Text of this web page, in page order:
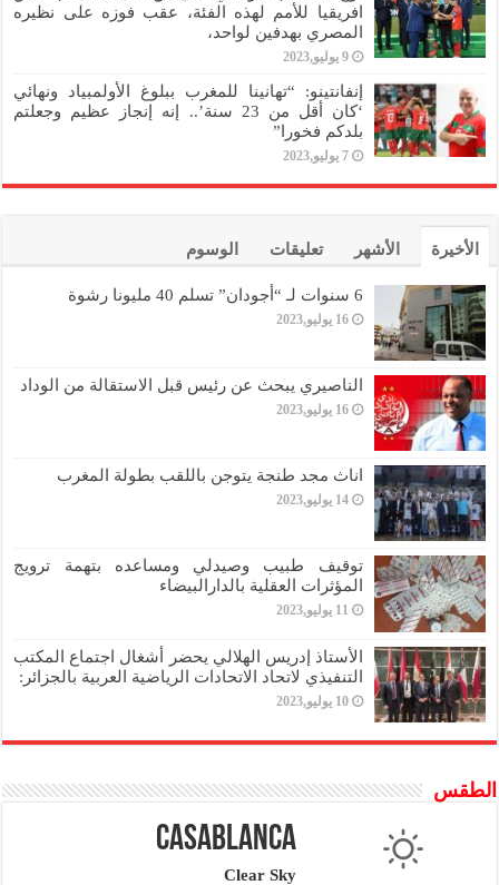
افريقيا للأمم لهذه الفئة، عقب فوزه على نظيره
المصري بهدفين لواحد،
9 يوليو,2023
إنفانتينو: “تهانينا للمغرب ببلوغ الأولمبياد ونهائي
‘كان أقل من 23 سنة’.. إنه إنجاز عظيم وجعلتم
بلدكم فخورا”
7 يوليو,2023
الأخيرة الأشهر تعليقات الوسوم
6 سنوات لـ “أجودان” تسلم 40 مليونا رشوة
16 يوليو,2023
الناصيري يبحث عن رئيس قبل الاستقالة من الوداد
16 يوليو,2023
اناث مجد طنجة يتوجن باللقب بطولة المغرب
14 يوليو,2023
توقيف طبيب وصيدلي ومساعده بتهمة ترويج
المؤثرات العقلية بالدارالبيضاء
11 يوليو,2023
الأستاذ إدريس الهلالي يحضر أشغال اجتماع المكتب
التنفيذي لاتحاد الاتحادات الرياضية العربية بالجزائر:
10 يوليو,2023
الطقس
Casablanca
Clear Sky